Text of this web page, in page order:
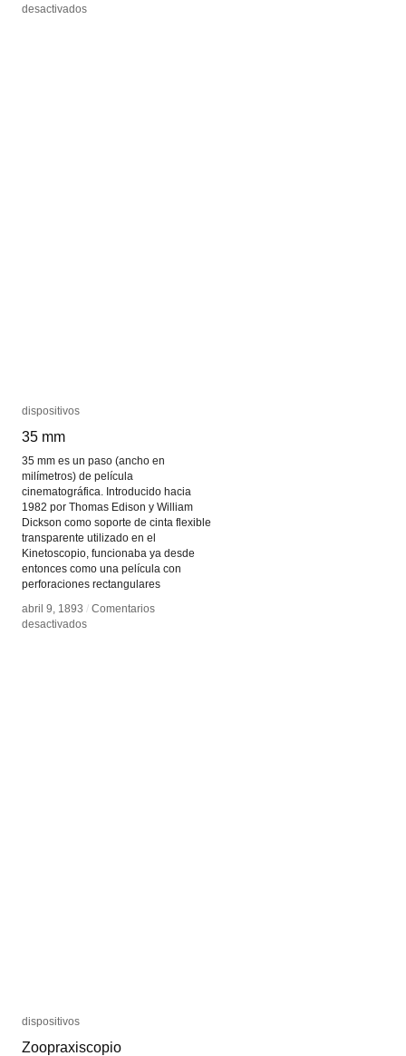
desactivadosen
desactivadosen
dispositivos
35 mm
35 mm es un paso (ancho en
milímetros) de película
cinematográfica. Introducido hacia
1982 por Thomas Edison y William
Dickson como soporte de cinta flexible
transparente utilizado en el
Kinetoscopio, funcionaba ya desde
entonces como una película con
perforaciones rectangulares
abril 9, 1893 / Comentarios
desactivadosen
dispositivos
35 mm
abril 9, 1893 / Comentarios
desactivadosen
dispositivos
Zoopraxiscopio
dispositivos
Zoopraxiscopio